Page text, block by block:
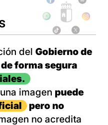
del Gobierno de
forma segura
imagen puede
pero no
no acredita